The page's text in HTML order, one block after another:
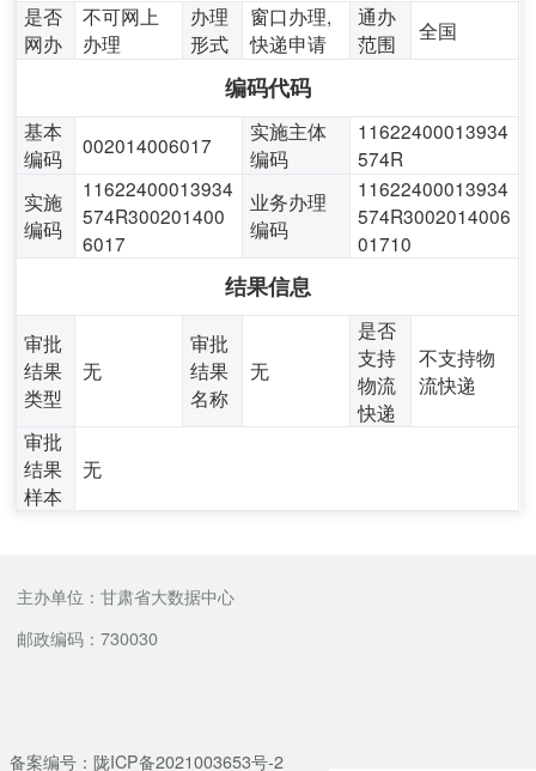
是否
网办
不可网上
办理
办理
形式
窗口办理,
快递申请
通办
范围
全国
编码代码
基本
编码
002014006017
实施主体
编码
11622400013934
574R
实施
编码
11622400013934
574R300201400
6017
业务办理
编码
11622400013934
574R3002014006
01710
结果信息
审批
结果
类型
无
审批
结果
名称
无
是否
支持
物流
快递
不支持物
流快递
审批
结果
样本
无
主办单位：甘肃省大数据中心
邮政编码：730030
备案编号：陇ICP备2021003653号-2